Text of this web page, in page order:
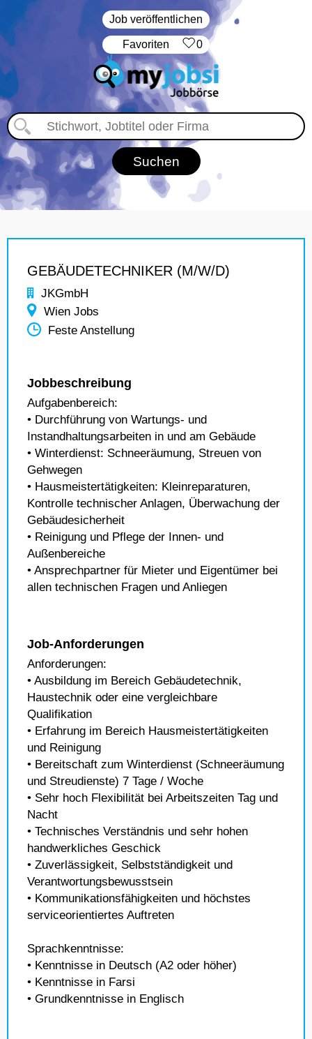
Job veröffentlichen
‏Favoriten 0
GEBÄUDETECHNIKER (M/W/D)
JKGmbH
Wien Jobs
Feste Anstellung
Jobbeschreibung
Aufgabenbereich:
• Durchführung von Wartungs- und
Instandhaltungsarbeiten in und am Gebäude
• Winterdienst: Schneeräumung, Streuen von
Gehwegen
• Hausmeistertätigkeiten: Kleinreparaturen,
Kontrolle technischer Anlagen, Überwachung der
Gebäudesicherheit
• Reinigung und Pflege der Innen- und
Außenbereiche
• Ansprechpartner für Mieter und Eigentümer bei
allen technischen Fragen und Anliegen
Job-Anforderungen
Anforderungen:
• Ausbildung im Bereich Gebäudetechnik,
Haustechnik oder eine vergleichbare
Qualifikation
• Erfahrung im Bereich Hausmeistertätigkeiten
und Reinigung
• Bereitschaft zum Winterdienst (Schneeräumung
und Streudienste) 7 Tage / Woche
• Sehr hoch Flexibilität bei Arbeitszeiten Tag und
Nacht
• Technisches Verständnis und sehr hohen
handwerkliches Geschick
• Zuverlässigkeit, Selbstständigkeit und
Verantwortungsbewusstsein
• Kommunikationsfähigkeiten und höchstes
serviceorientiertes Auftreten
Sprachkenntnisse:
• Kenntnisse in Deutsch (A2 oder höher)
• Kenntnisse in Farsi
• Grundkenntnisse in Englisch